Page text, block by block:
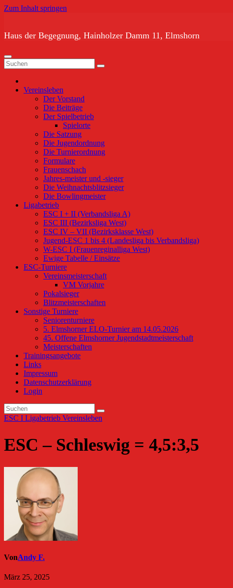
Zum Inhalt springen
Haus der Begegnung, Hainholzer Damm 11, Elmshorn
Vereinsleben
Der Vorstand
Die Beiträge
Der Spielbetrieb
Spielorte
Die Satzung
Die Jugendordnung
Die Turnierordnung
Formulare
Frauenschach
Jahres-meister und -sieger
Die Weihnachtsblitzsieger
Die Bowlingmeister
Ligabetrieb
ESC I + II (Verbandsliga A)
ESC III (Bezirksliga West)
ESC IV – VII (Bezirksklasse West)
Jugend-ESC 1 bis 4 (Landesliga bis Verbandsliga)
W-ESC I (Frauenreginalliga West)
Ewige Tabelle / Einsätze
ESC-Turniere
Vereinsmeisterschaft
VM Vorjahre
Pokalsieger
Blitzmeisterschaften
Sonstige Turniere
Seniorenturniere
5. Elmshorner ELO-Turnier am 14.05.2026
45. Offene Elmshorner Jugendstadtmeisterschaft
Meisterschaften
Trainingsangebote
Links
Impressum
Datenschutzerklärung
Login
ESC I Ligabetrieb Vereinsleben
ESC – Schleswig = 4,5:3,5
VonAndy F.
März 25, 2025